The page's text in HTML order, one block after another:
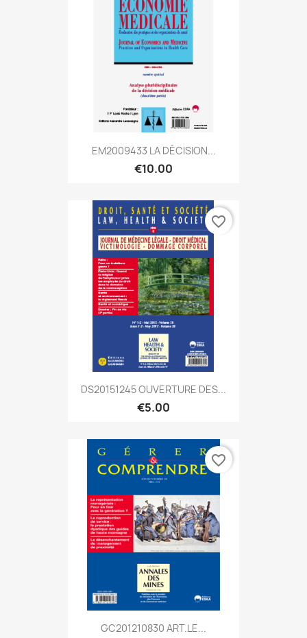
EM2009433 LA DÉCISION...
€10.00
DS20151245 OUVERTURE DES...
€5.00
favorite_border
GC201210830 ART.LE...
favorite_border